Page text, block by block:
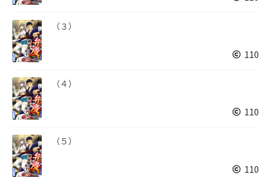
（３）
110
（４）
110
（５）
110